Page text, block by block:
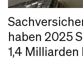
haben 2025
1,4